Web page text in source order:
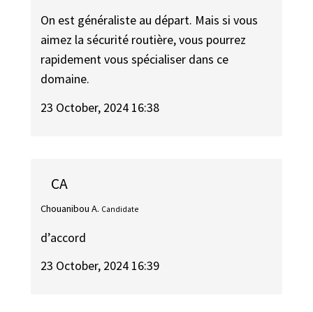
On est généraliste au départ. Mais si vous
aimez la sécurité routière, vous pourrez
rapidement vous spécialiser dans ce
domaine.
23 October, 2024 16:38
CA
Chouanibou A. Candidate
d’accord
23 October, 2024 16:39